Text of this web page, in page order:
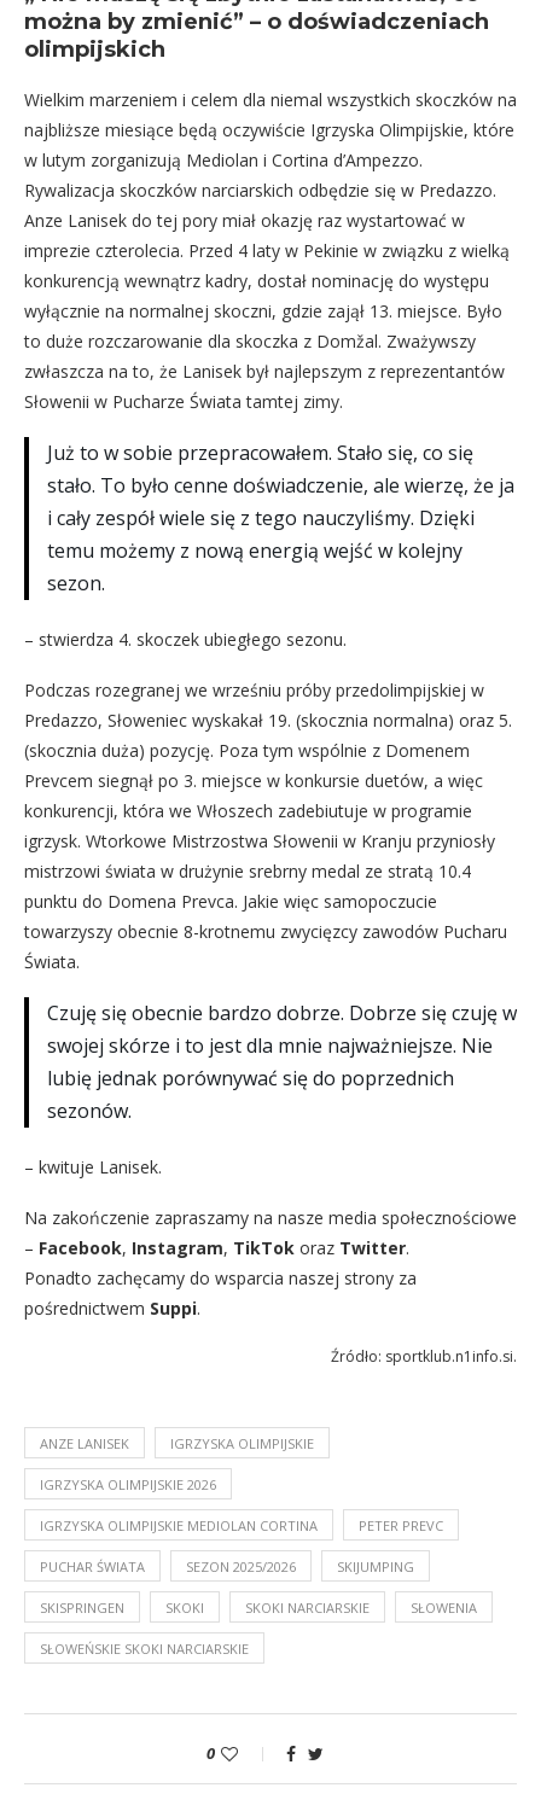
można by zmienić” – o doświadczeniach
olimpijskich
Wielkim marzeniem i celem dla niemal wszystkich skoczków na
najbliższe miesiące będą oczywiście Igrzyska Olimpijskie, które
w lutym zorganizują Mediolan i Cortina d’Ampezzo.
Rywalizacja skoczków narciarskich odbędzie się w Predazzo.
Anze Lanisek do tej pory miał okazję raz wystartować w
imprezie czterolecia. Przed 4 laty w Pekinie w związku z wielką
konkurencją wewnątrz kadry, dostał nominację do występu
wyłącznie na normalnej skoczni, gdzie zajął 13. miejsce. Było
to duże rozczarowanie dla skoczka z Domžal. Zważywszy
zwłaszcza na to, że Lanisek był najlepszym z reprezentantów
Słowenii w Pucharze Świata tamtej zimy.
Już to w sobie przepracowałem. Stało się, co się
stało. To było cenne doświadczenie, ale wierzę, że ja
i cały zespół wiele się z tego nauczyliśmy. Dzięki
temu możemy z nową energią wejść w kolejny
sezon.
– stwierdza 4. skoczek ubiegłego sezonu.
Podczas rozegranej we wrześniu próby przedolimpijskiej w
Predazzo, Słoweniec wyskakał 19. (skocznia normalna) oraz 5.
(skocznia duża) pozycję. Poza tym wspólnie z Domenem
Prevcem siegnął po 3. miejsce w konkursie duetów, a więc
konkurencji, która we Włoszech zadebiutuje w programie
igrzysk. Wtorkowe Mistrzostwa Słowenii w Kranju przyniosły
mistrzowi świata w drużynie srebrny medal ze stratą 10.4
punktu do Domena Prevca. Jakie więc samopoczucie
towarzyszy obecnie 8-krotnemu zwycięzcy zawodów Pucharu
Świata.
Czuję się obecnie bardzo dobrze. Dobrze się czuję w
swojej skórze i to jest dla mnie najważniejsze. Nie
lubię jednak porównywać się do poprzednich
sezonów.
– kwituje Lanisek.
Na zakończenie zapraszamy na nasze media społecznościowe
– Facebook, Instagram, TikTok oraz Twitter.
Ponadto zachęcamy do wsparcia naszej strony za
pośrednictwem Suppi.
Źródło: sportklub.n1info.si.
ANZE LANISEK IGRZYSKA OLIMPIJSKIE
IGRZYSKA OLIMPIJSKIE 2026
IGRZYSKA OLIMPIJSKIE MEDIOLAN CORTINA PETER PREVC
PUCHAR ŚWIATA SEZON 2025/2026 SKIJUMPING
SKISPRINGEN SKOKI SKOKI NARCIARSKIE SŁOWENIA
SŁOWEŃSKIE SKOKI NARCIARSKIE
0